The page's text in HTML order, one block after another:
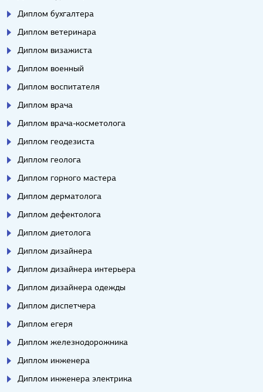
Диплом бухгалтера
Диплом ветеринара
Диплом визажиста
Диплом военный
Диплом воспитателя
Диплом врача
Диплом врача-косметолога
Диплом геодезиста
Диплом геолога
Диплом горного мастера
Диплом дерматолога
Диплом дефектолога
Диплом диетолога
Диплом дизайнера
Диплом дизайнера интерьера
Диплом дизайнера одежды
Диплом диспетчера
Диплом егеря
Диплом железнодорожника
Диплом инженера
Диплом инженера электрика